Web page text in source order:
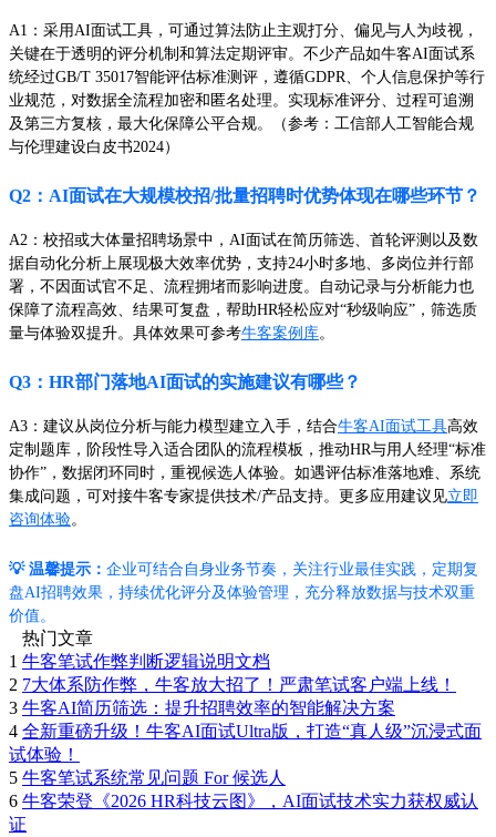
A1：采用AI面试工具，可通过算法防止主观打分、偏见与人为歧视，
关键在于透明的评分机制和算法定期评审。不少产品如牛客AI面试系
统经过GB/T 35017智能评估标准测评，遵循GDPR、个人信息保护等行
业规范，对数据全流程加密和匿名处理。实现标准评分、过程可追溯
及第三方复核，最大化保障公平合规。（参考：工信部人工智能合规
与伦理建设白皮书2024）
Q2：AI面试在大规模校招/批量招聘时优势体现在哪些环节？
A2：校招或大体量招聘场景中，AI面试在简历筛选、首轮评测以及数
据自动化分析上展现极大效率优势，支持24小时多地、多岗位并行部
署，不因面试官不足、流程拥堵而影响进度。自动记录与分析能力也
保障了流程高效、结果可复盘，帮助HR轻松应对“秒级响应”，筛选质
量与体验双提升。具体效果可参考牛客案例库。
Q3：HR部门落地AI面试的实施建议有哪些？
A3：建议从岗位分析与能力模型建立入手，结合牛客AI面试工具高效
定制题库，阶段性导入适合团队的流程模板，推动HR与用人经理“标准
协作”，数据闭环同时，重视候选人体验。如遇评估标准落地难、系统
集成问题，可对接牛客专家提供技术/产品支持。更多应用建议见立即
咨询体验。
💡 温馨提示： 企业可结合自身业务节奏，关注行业最佳实践，定期复
盘AI招聘效果，持续优化评分及体验管理，充分释放数据与技术双重
价值。
热门文章
1 牛客笔试作弊判断逻辑说明文档
2 7大体系防作弊，牛客放大招了！严肃笔试客户端上线！
3 牛客AI简历筛选：提升招聘效率的智能解决方案
4 全新重磅升级！牛客AI面试Ultra版，打造“真人级”沉浸式面
试体验！
5 牛客笔试系统常见问题 For 候选人
6 牛客荣登《2026 HR科技云图》，AI面试技术实力获权威认
证